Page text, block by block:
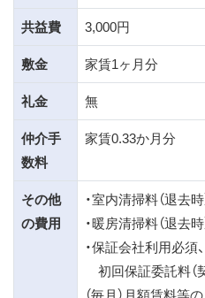
共益費
3,000円
敷金
家賃1ヶ月分
礼金
無
仲介手
数料
家賃0.33か月分
その他
の費用
・室内清掃料（退去
・暖房清掃料（退去
・保証会社利用必須、
初回保証委託料（